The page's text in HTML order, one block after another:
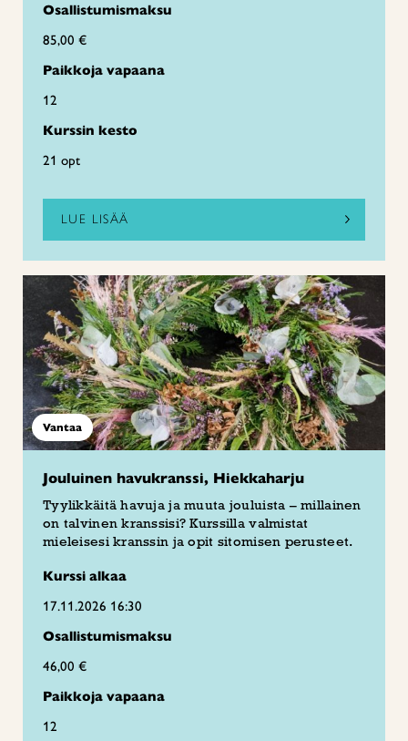
Osallistumismaksu
85,00 €
Paikkoja vapaana
12
Kurssin kesto
21 opt
LUE LISÄÄ
Vantaa
Jouluinen havukranssi, Hiekkaharju
Tyylikkäitä havuja ja muuta jouluista – millainen
on talvinen kranssisi? Kurssilla valmistat
mieleisesi kranssin ja opit sitomisen perusteet.
Kurssi alkaa
17.11.2026 16:30
Osallistumismaksu
46,00 €
Paikkoja vapaana
12